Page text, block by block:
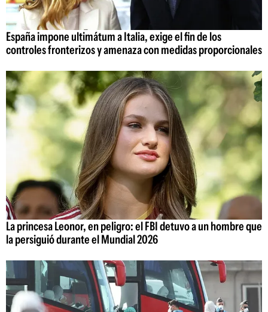
España impone ultimátum a Italia, exige el fin de los
controles fronterizos y amenaza con medidas proporcionales
La princesa Leonor, en peligro: el FBI detuvo a un hombre que
la persiguió durante el Mundial 2026